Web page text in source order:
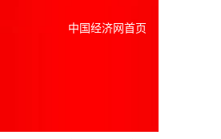
中国经济网首页